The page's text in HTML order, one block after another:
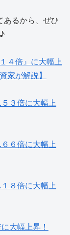
あるから、ぜひ
４倍』に大幅上
家が解説】
３倍に大幅上
６倍に大幅上
８倍に大幅上
大幅上昇！